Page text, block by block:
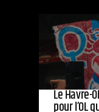
Le Havre-
pour l’OL